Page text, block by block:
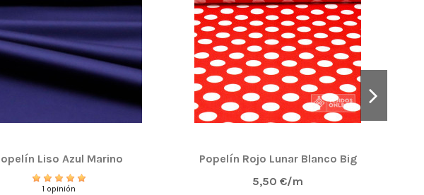
Liso Azul Marino
1 opinión
Popelín Rojo Lunar Blanco Big
5,50 €/m